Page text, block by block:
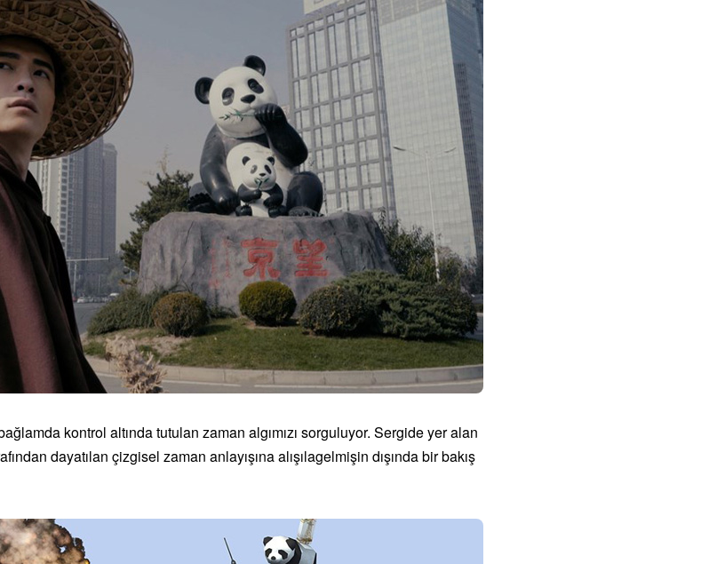
kontrol altında tutulan zaman algımızı sorguluyor. Sergide yer alan
dayatılan çizgisel zaman anlayışına alışılagelmişin dışında bir bakış